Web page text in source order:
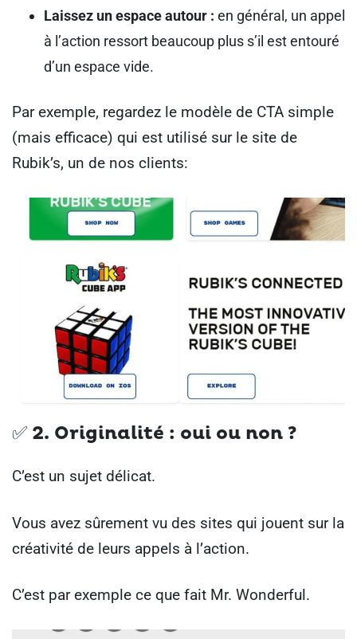
Laissez un espace autour : en général, un appel
à l’action ressort beaucoup plus s’il est entouré
d’un espace vide.
Par exemple, regardez le modèle de CTA simple
(mais efficace) qui est utilisé sur le site de
Rubik’s, un de nos clients:
✅ 2. Originalité : oui ou non ?
C’est un sujet délicat.
Vous avez sûrement vu des sites qui jouent sur la
créativité de leurs appels à l’action.
C’est par exemple ce que fait Mr. Wonderful.